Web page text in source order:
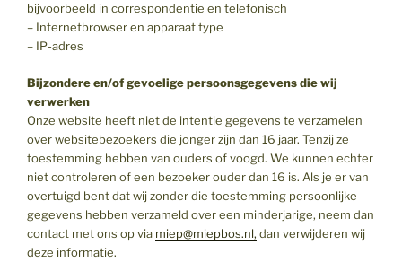
bijvoorbeeld in correspondentie en telefonisch
– Internetbrowser en apparaat type
– IP-adres
Bijzondere en/of gevoelige persoonsgegevens die wij
verwerken
Onze website heeft niet de intentie gegevens te verzamelen
over websitebezoekers die jonger zijn dan 16 jaar. Tenzij ze
toestemming hebben van ouders of voogd. We kunnen echter
niet controleren of een bezoeker ouder dan 16 is. Als je er van
overtuigd bent dat wij zonder die toestemming persoonlijke
gegevens hebben verzameld over een minderjarige, neem dan
contact met ons op via miep@miepbos.nl, dan verwijderen wij
deze informatie.